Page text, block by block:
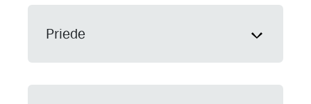
Priede